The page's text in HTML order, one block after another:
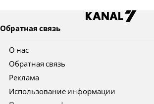
Обратная связь
О нас
Обратная связь
Реклама
Использование информации